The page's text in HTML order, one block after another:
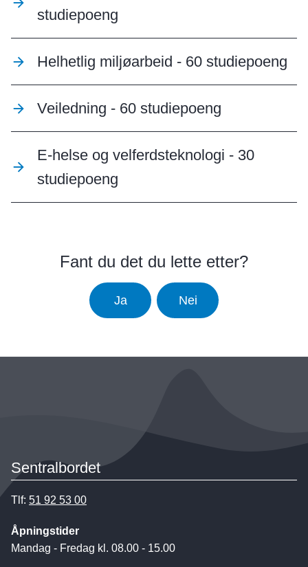
studiepoeng
Helhetlig miljøarbeid - 60 studiepoeng
Veiledning - 60 studiepoeng
E-helse og velferdsteknologi - 30
studiepoeng
Fant du det du lette etter?
Ja Nei
Sentralbordet
Tlf: 51 92 53 00
Åpningstider
Mandag - Fredag kl. 08.00 - 15.00